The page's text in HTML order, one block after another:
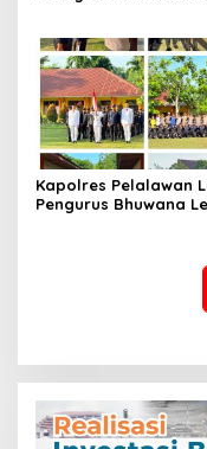
Tambang PT BPP
Kapolres Pelalawan
Pengurus Bhuwana